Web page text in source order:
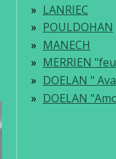
LANRIEC
POULDOHAN
MANECH
MERRIEN
DOELAN "
DOELAN